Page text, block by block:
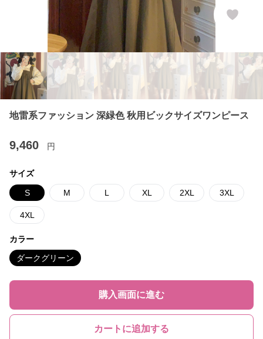
地雷系ファッション 深緑色 秋用ビックサイズワンピース
9,460 円
サイズ
S M L XL 2XL 3XL
4XL
カラー
ダークグリーン
購入画面に進む
カートに追加する